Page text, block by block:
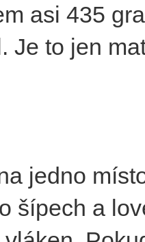
asi 435
Je to jen
jedno
šípech a